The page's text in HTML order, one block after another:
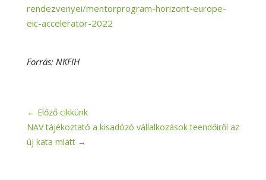
rendezvenyei/mentorprogram-horizont-europe-
eic-accelerator-2022
Forrás: NKFIH
← Előző cikkünk
NAV tájékoztató a kisadózó vállalkozások teendőiről az
új kata miatt→